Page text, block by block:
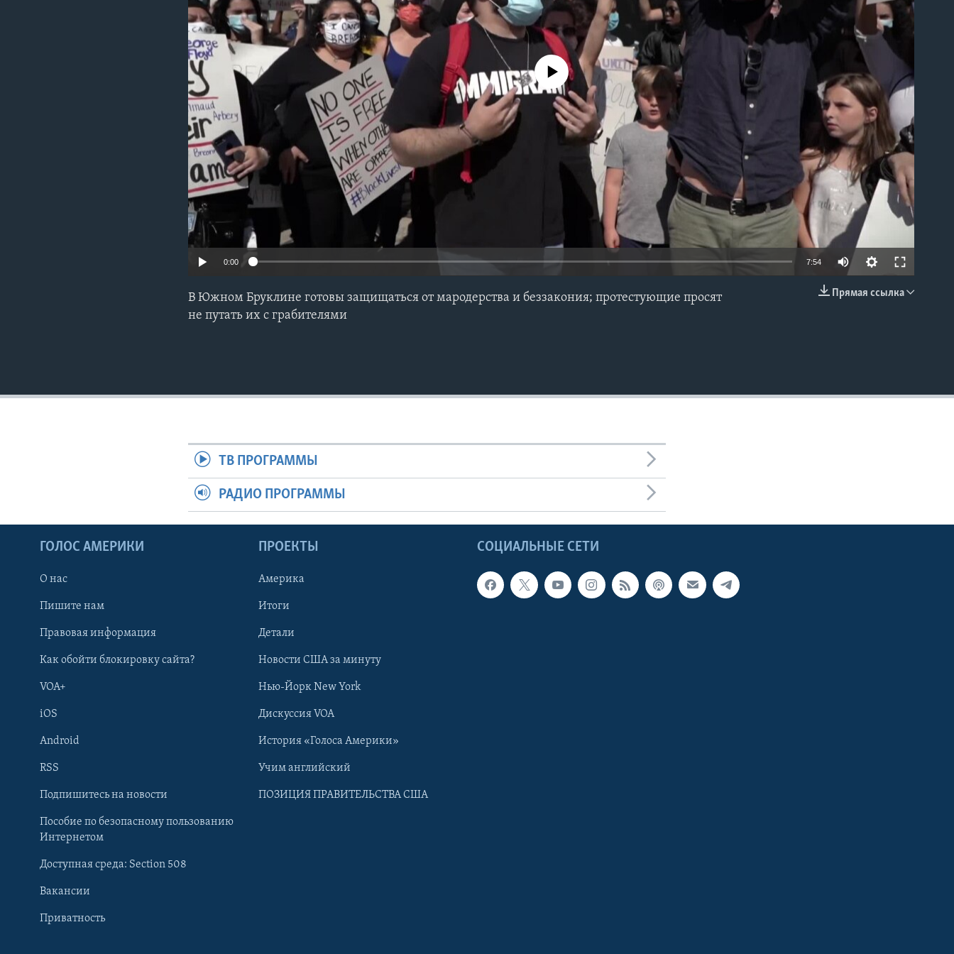
Learning English
Языки
No media source currently available
0:00 7:54
Прямая ссылка
В Южном Бруклине готовы защищаться от мародерства и беззакония; протестующие просят
не путать их с грабителями
ТВ ПРОГРАММЫ
РАДИО ПРОГРАММЫ
СОЦИАЛЬНЫЕ СЕТИ
ГОЛОС АМЕРИКИ
О нас
Пишите нам
Правовая информация
Как обойти блокировку сайта?
VOA+
iOS
Android
RSS
Подпишитесь на новости
Пособие по безопасному пользованию
Интернетом
Доступная среда: Section 508
Вакансии
Приватность
ПРОЕКТЫ
Америка
Итоги
Детали
Новости США за минуту
Нью-Йорк New York
Дискуссия VOA
История «Голоса Америки»
Учим английский
ПОЗИЦИЯ ПРАВИТЕЛЬСТВА США